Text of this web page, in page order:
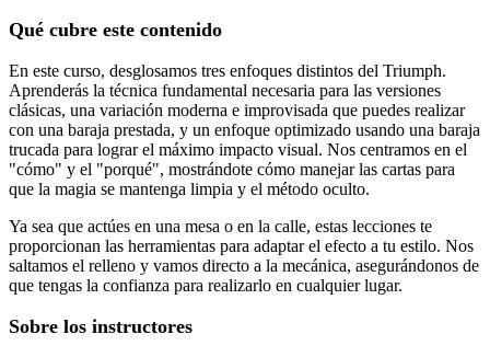
Qué cubre este contenido
En este curso, desglosamos tres enfoques distintos del Triumph.
Aprenderás la técnica fundamental necesaria para las versiones
clásicas, una variación moderna e improvisada que puedes realizar
con una baraja prestada, y un enfoque optimizado usando una baraja
trucada para lograr el máximo impacto visual. Nos centramos en el
"cómo" y el "porqué", mostrándote cómo manejar las cartas para
que la magia se mantenga limpia y el método oculto.
Ya sea que actúes en una mesa o en la calle, estas lecciones te
proporcionan las herramientas para adaptar el efecto a tu estilo. Nos
saltamos el relleno y vamos directo a la mecánica, asegurándonos de
que tengas la confianza para realizarlo en cualquier lugar.
Sobre los instructores